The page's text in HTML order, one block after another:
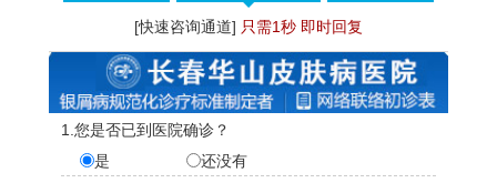
[快速咨询通道] 只需1秒 即时回复
1.您是否已到医院确诊？
是
还没有